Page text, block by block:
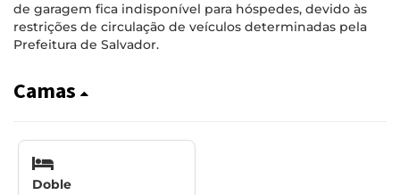
de garagem fica indisponível para hóspedes, devido às
restrições de circulação de veículos determinadas pela
Prefeitura de Salvador.
Camas
Doble